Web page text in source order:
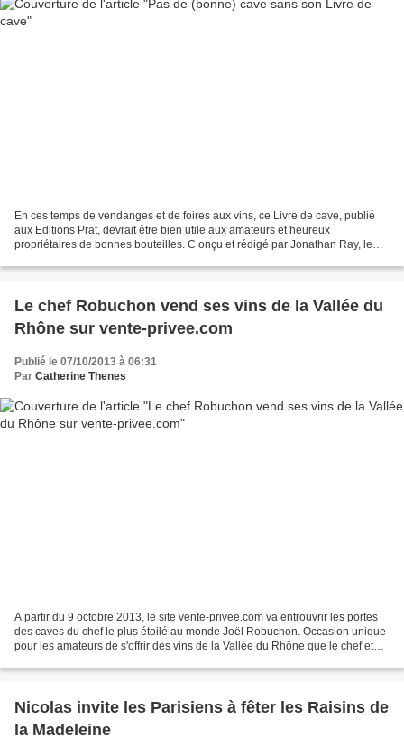
En ces temps de vendanges et de foires aux vins, ce Livre de cave, publié
aux Editions Prat, devrait être bien utile aux amateurs et heureux
propriétaires de bonnes bouteilles. C onçu et rédigé par Jonathan Ray, le
Le chef Robuchon vend ses vins de la Vallée du
Rhône sur vente-privee.com
Publié le 07/10/2013 à 06:31
Par Catherine Thenes
A partir du 9 octobre 2013, le site vente-privee.com va entrouvrir les portes
des caves du chef le plus étoilé au monde Joël Robuchon. Occasion unique
pour les amateurs de s'offrir des vins de la Vallée du Rhône que le chef et
Nicolas invite les Parisiens à fêter les Raisins de
la Madeleine